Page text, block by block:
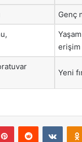
Genç
erişim
Yeni
PinterestReddit